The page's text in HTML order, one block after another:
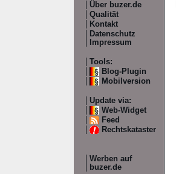
Über buzer.de
Qualität
Kontakt
Datenschutz
Impressum
Tools:
Blog-Plugin
Mobilversion
Update via:
Web-Widget
Feed
Rechtskataster
Werben auf
buzer.de